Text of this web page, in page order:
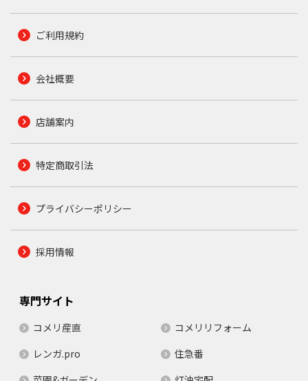
ご利用規約
会社概要
店舗案内
特定商取引法
プライバシーポリシー
採用情報
専門サイト
コメリ産直
コメリリフォーム
レンガ.pro
住急番